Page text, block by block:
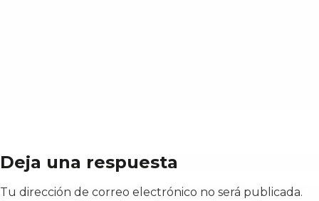
Deja una respuesta
Tu dirección de correo electrónico no será publicada.